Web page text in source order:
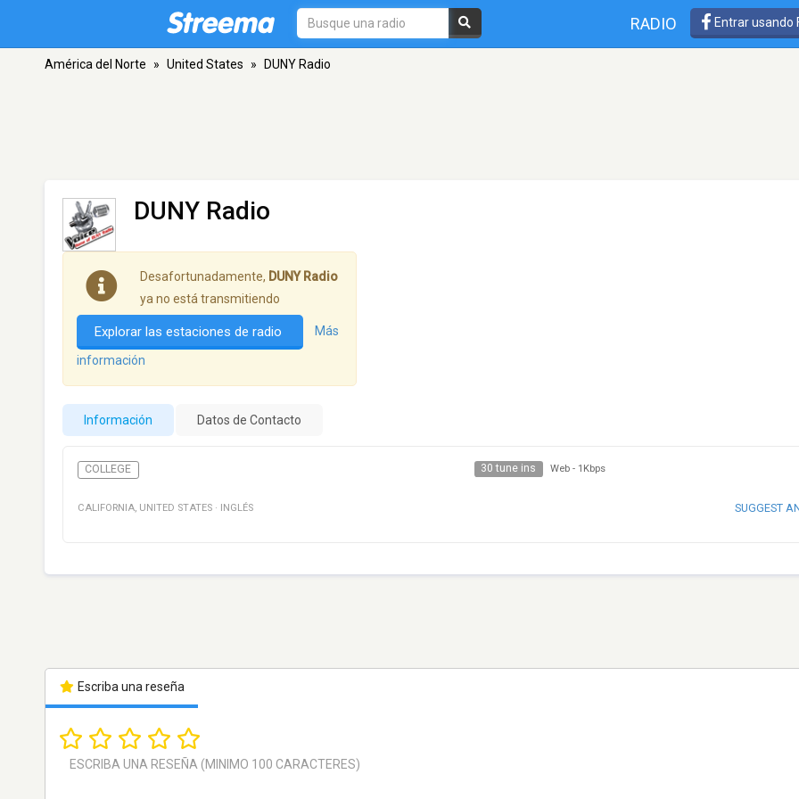
RADIO Entrar usando
América del Norte » United States » DUNY Radio
DUNY Radio
Desafortunadamente, DUNY Radio
ya no está transmitiendo
Explorar las estaciones de radio Más
información
Información Datos de Contacto
COLLEGE 30 tune ins Web - 1Kbps
CALIFORNIA, UNITED STATES · INGLÉS SUGGEST
Escriba una reseña